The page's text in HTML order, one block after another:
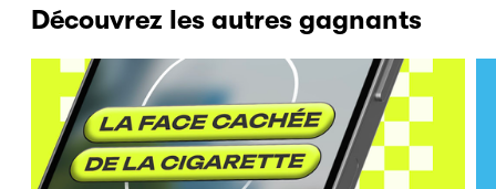
Découvrez les autres gagnants